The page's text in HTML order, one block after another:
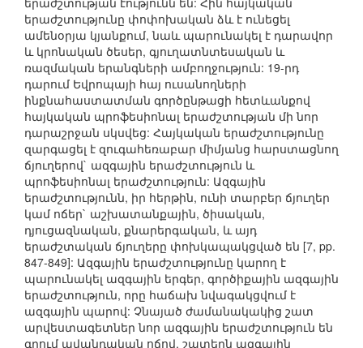
երաժշտությունը փոփոխական ձև է ունեցել
ամենօրյա կյանքում, նաև պարունակել է դարավոր
և կրոնական ծեսեր, գյուղատնտեսական և
ռազմական երանգների ամբողջություն: 19-րդ
դարում Եվրոպայի հայ ուսանողների
ինքնահաստատման գործընթացի հետևանքով
հայկական պրոֆեսիոնալ երաժշտության մի նոր
դարաշրջան սկսվեց: Հայկական երաժշտությունը
զարգացել է զուգահեռաբար միմյանց հարստացնող
ճյուղերով` ազգային երաժշտություն և
պրոֆեսիոնալ երաժշտություն: Ազգային
երաժշտությունն, իր հերթին, ունի տարբեր ճյուղեր
կամ ոճեր` աշխատանքային, ծիսական,
դյուցազնական, քնարերգական, և այդ
երաժշտական ճյուղերը փոխկապակցված են [7, pp.
847-849]: Ազգային երաժշտությունը կարող է
պարունակել ազգային երգեր, գործիքային ազգային
երաժշտություն, որը հաճախ նվագակցվում է
ազգային պարով: Չնայած ժամանակակից շատ
արվեստագետներ նոր ազգային երաժշտություն են
գրում ավանդական ոճով, շատերն ազգային